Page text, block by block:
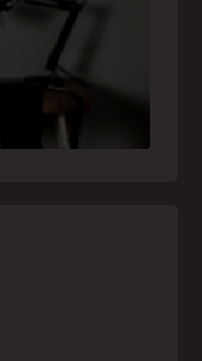
de
urgências